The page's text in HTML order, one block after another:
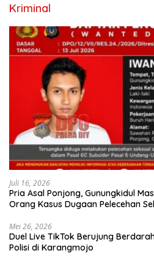
Kriminal
Juli 16, 2026
Pria Asal Ponjong, Gunungkidul
Orang Kasus Dugaan Pelecehan
Mei 26, 2026
Duel Live TikTok Berujung
Polisi di Karangmojo